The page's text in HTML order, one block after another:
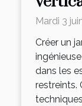
Mardi 3
Créer un
dans les
restreints.